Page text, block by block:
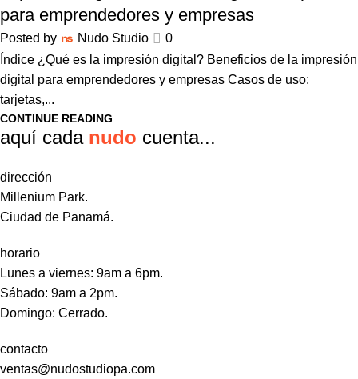
para emprendedores y empresas
Posted by Nudo Studio
0
Índice ¿Qué es la impresión digital? Beneficios de la impresión
digital para emprendedores y empresas Casos de uso:
tarjetas,...
CONTINUE READING
aquí cada nudo cuenta...
dirección
Millenium Park.
Ciudad de Panamá.
horario
Lunes a viernes: 9am a 6pm.
Sábado: 9am a 2pm.
Domingo: Cerrado.
contacto
ventas@nudostudiopa.com